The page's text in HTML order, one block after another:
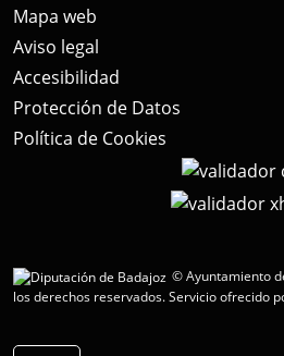
Mapa web
Aviso legal
Accesibilidad
Protección de Datos
Política de Cookies
© Ayuntamiento
los derechos reservados.Servicio ofrecido